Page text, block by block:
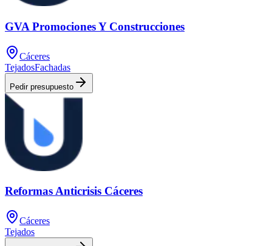
GVA Promociones Y Construcciones
Cáceres
TejadosFachadas
Pedir presupuesto
Reformas Anticrisis Cáceres
Cáceres
Tejados